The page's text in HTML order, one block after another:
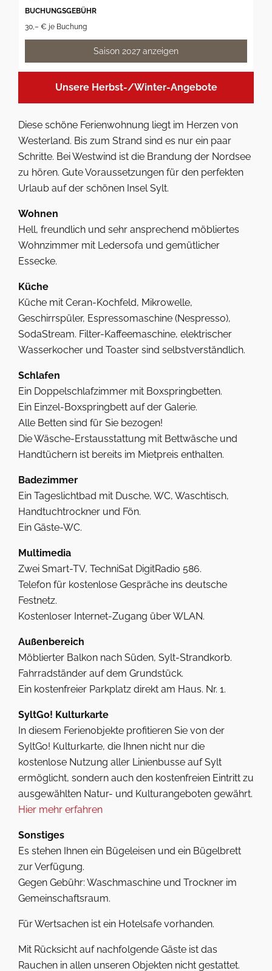
BUCHUNGSGEBÜHR
30,– € je Buchung
Saison 2027 anzeigen
Unsere Herbst-/Winter-Angebote
Diese schöne Ferienwohnung liegt im Herzen von
Westerland. Bis zum Strand sind es nur ein paar
Schritte. Bei Westwind ist die Brandung der Nordsee
zu hören. Gute Voraussetzungen für den perfekten
Urlaub auf der schönen Insel Sylt.
Wohnen
Hell, freundlich und sehr ansprechend möbliertes
Wohnzimmer mit Ledersofa und gemütlicher
Essecke.
Küche
Küche mit Ceran-Kochfeld, Mikrowelle,
Geschirrspüler, Espressomaschine (Nespresso),
SodaStream. Filter-Kaffeemaschine, elektrischer
Wasserkocher und Toaster sind selbstverständlich.
Schlafen
Ein Doppelschlafzimmer mit Boxspringbetten.
Ein Einzel-Boxspringbett auf der Galerie.
Alle Betten sind für Sie bezogen!
Die Wäsche-Erstausstattung mit Bettwäsche und
Handtüchern ist bereits im Mietpreis enthalten.
Badezimmer
Ein Tageslichtbad mit Dusche, WC, Waschtisch,
Handtuchtrockner und Fön.
Ein Gäste-WC.
Multimedia
Zwei Smart-TV, TechniSat DigitRadio 586.
Telefon für kostenlose Gespräche ins deutsche
Festnetz.
Kostenloser Internet-Zugang über WLAN.
Außenbereich
Möblierter Balkon nach Süden, Sylt-Strandkorb.
Fahrradständer auf dem Grundstück.
Ein kostenfreier Parkplatz direkt am Haus. Nr. 1.
SyltGo! Kulturkarte
In diesem Ferienobjekte profitieren Sie von der
SyltGo! Kulturkarte, die Ihnen nicht nur die
kostenlose Nutzung aller Linienbusse auf Sylt
ermöglicht, sondern auch den kostenfreien Eintritt zu
ausgewählten Natur- und Kulturangeboten gewährt.
Hier mehr erfahren
Sonstiges
Es stehen Ihnen ein Bügeleisen und ein Bügelbrett
zur Verfügung.
Gegen Gebühr: Waschmaschine und Trockner im
Gemeinschaftsraum.
Für Wertsachen ist ein Hotelsafe vorhanden.
Mit Rücksicht auf nachfolgende Gäste ist das
Rauchen in allen unseren Objekten nicht gestattet.